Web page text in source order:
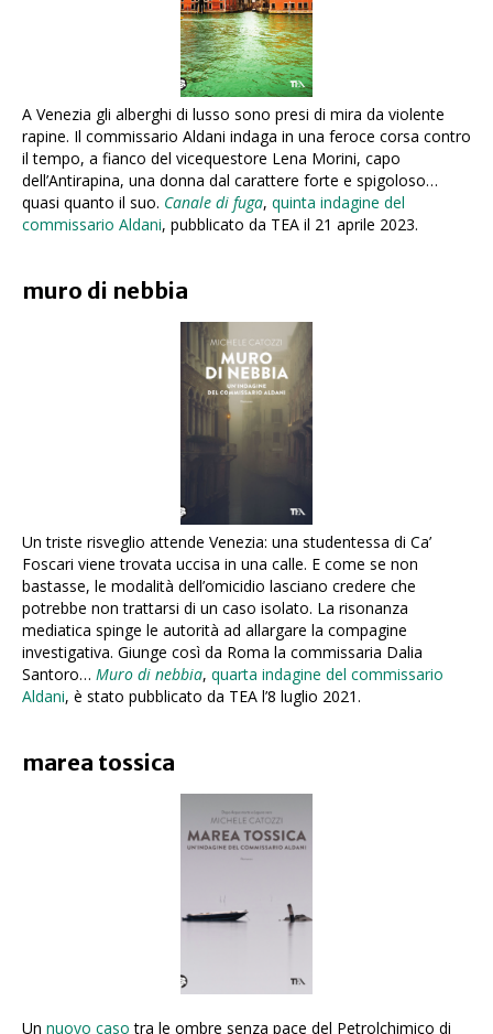
A Venezia gli alberghi di lusso sono presi di mira da violente
rapine. Il commissario Aldani indaga in una feroce corsa contro
il tempo, a fianco del vicequestore Lena Morini, capo
dell’Antirapina, una donna dal carattere forte e spigoloso…
quasi quanto il suo. Canale di fuga, quinta indagine del
commissario Aldani, pubblicato da TEA il 21 aprile 2023.
muro di nebbia
Un triste risveglio attende Venezia: una studentessa di Ca’
Foscari viene trovata uccisa in una calle. E come se non
bastasse, le modalità dell’omicidio lasciano credere che
potrebbe non trattarsi di un caso isolato. La risonanza
mediatica spinge le autorità ad allargare la compagine
investigativa. Giunge così da Roma la commissaria Dalia
Santoro… Muro di nebbia, quarta indagine del commissario
Aldani, è stato pubblicato da TEA l’8 luglio 2021.
marea tossica
Un nuovo caso tra le ombre senza pace del Petrolchimico di